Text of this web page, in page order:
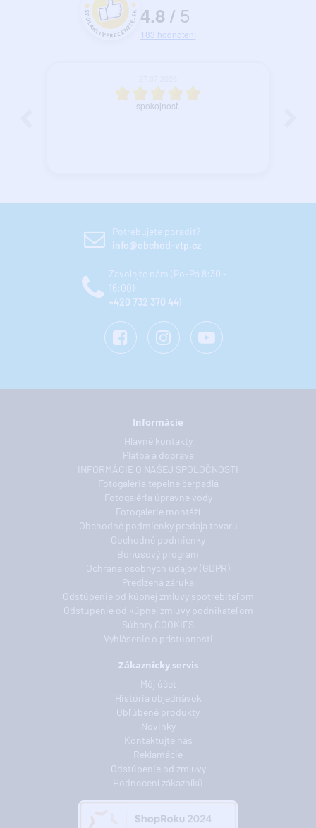
Hodnotenie a recenzie zákazníkov
4.8 / 5
183 hodnotení
Ok...
Potřebujete poradit?
info@obchod-vtp.cz
Zavolejte nám (Po-Pá 8:30 -
16:00)
+420 732 370 441
Informácie
Hlavné kontakty
Platba a doprava
INFORMÁCIE O NAŠEJ SPOLOČNOSTI
Fotogaléria tepelné čerpadlá
Fotogaléria úpravne vody
Fotogalerie montáží
Obchodné podmienky predaja tovaru
Obchodné podmienky
Bonusový program
Ochrana osobných údajov (GDPR)
Predĺžená záruka
Odstúpenie od kúpnej zmluvy spotrebiteľom
Odstúpenie od kúpnej zmluvy podnikateľom
Súbory COOKIES
Vyhlásenie o prístupnosti
Zákaznícky servis
Môj účet
História objednávok
Obľúbené produkty
Novinky
Kontaktujte nás
Reklamácie
Odstúpenie od zmluvy
Hodnocení zákazníků